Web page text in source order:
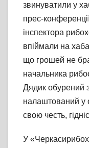
звинуватили у
прес-
інспектора
впіймали на
що грошей не
начальника
Дядик обурений
налаштований у
свою честь,
У